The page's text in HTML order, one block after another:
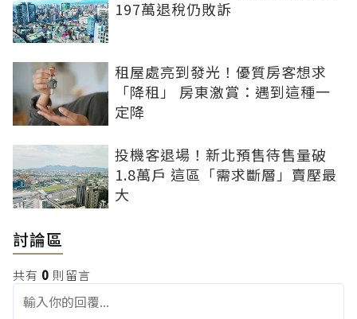
197萬退稅仍敗訴
租屋處亮到發光！優質房客想求
「降租」 房東激賞：遇到這種一
定降
投機客退場！新北預售待售量破
1.8萬戶 這區「需求斷層」賣壓最
大
討論區
共有 0 則留言